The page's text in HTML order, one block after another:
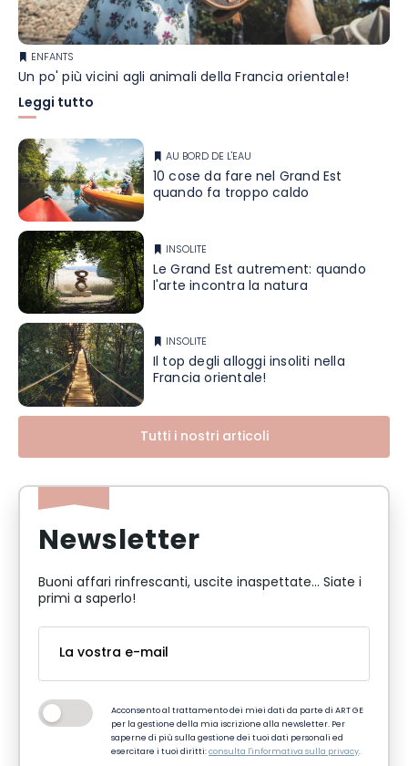
ENFANTS
Un po' più vicini agli animali della Francia orientale!
Leggi tutto
AU BORD DE L'EAU
10 cose da fare nel Grand Est
quando fa troppo caldo
INSOLITE
Le Grand Est autrement: quando
l'arte incontra la natura
INSOLITE
Il top degli alloggi insoliti nella
Francia orientale!
Tutti i nostri articoli
Newsletter
Buoni affari rinfrescanti, uscite inaspettate... Siate i
primi a saperlo!
Acconsento al trattamento dei miei dati da parte di ART GE
per la gestione della mia iscrizione alla newsletter. Per
saperne di più sulla gestione dei tuoi dati personali ed
esercitare i tuoi diritti:consulta l'informativa sulla privacy.